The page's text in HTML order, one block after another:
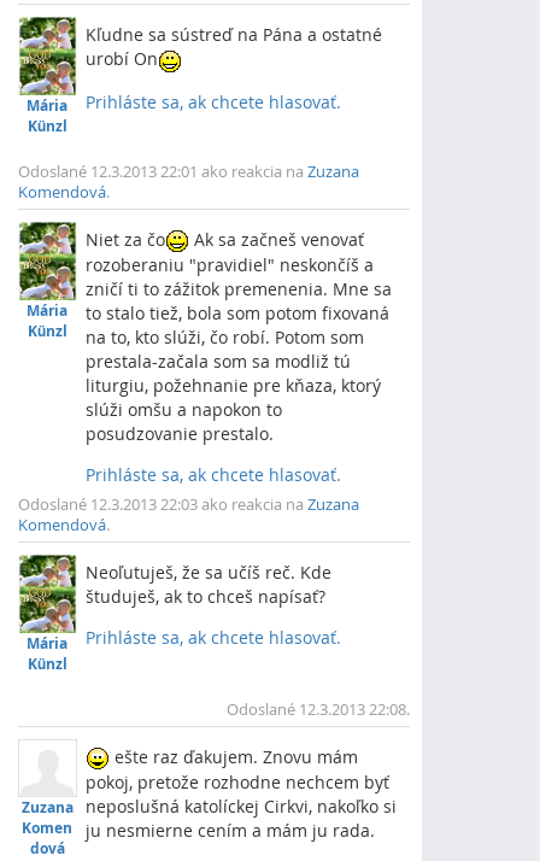
Mária
Künzl
Kľudne sa sústreď na Pána a ostatné
urobí On
Prihláste sa, ak chcete hlasovať.
Odoslané 12.3.2013 22:01 ako reakcia na Zuzana
Komendová.
Mária
Künzl
Niet za čo
Ak sa začneš venovať
rozoberaniu "pravidiel" neskončíš a
zničí ti to zážitok premenenia. Mne sa
to stalo tiež, bola som potom fixovaná
na to, kto slúži, čo robí. Potom som
prestala-začala som sa modliž tú
liturgiu, požehnanie pre kňaza, ktorý
slúži omšu a napokon to
posudzovanie prestalo.
Prihláste sa, ak chcete hlasovať.
Odoslané 12.3.2013 22:03 ako reakcia na Zuzana
Komendová.
Mária
Künzl
Neoľutuješ, že sa učíš reč. Kde
študuješ, ak to chceš napísať?
Prihláste sa, ak chcete hlasovať.
Odoslané 12.3.2013 22:08.
Zuzana
Komen
dová
ešte raz ďakujem. Znovu mám
pokoj, pretože rozhodne nechcem byť
neposlušná katolíckej Cirkvi, nakoľko si
ju nesmierne cením a mám ju rada.